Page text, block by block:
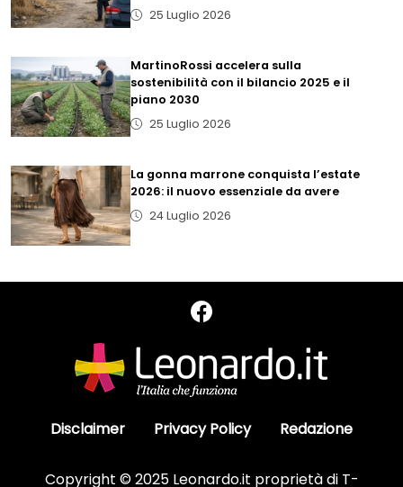
25 Luglio 2026
MartinoRossi accelera sulla
sostenibilità con il bilancio 2025 e il
piano 2030
25 Luglio 2026
La gonna marrone conquista l’estate
2026: il nuovo essenziale da avere
24 Luglio 2026
Disclaimer Privacy Policy Redazione
Copyright © 2025 Leonardo.it proprietà di T-